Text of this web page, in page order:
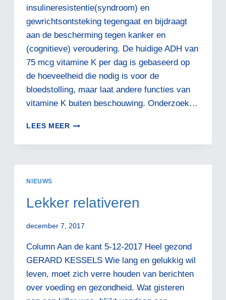
insulineresistentie(syndroom) en
gewrichtsontsteking tegengaat en bijdraagt
aan de bescherming tegen kanker en
(cognitieve) veroudering. De huidige ADH van
75 mcg vitamine K per dag is gebaseerd op
de hoeveelheid die nodig is voor de
bloedstolling, maar laat andere functies van
vitamine K buiten beschouwing. Onderzoek…
LEES MEERVITAMINE
NIEUWS
Lekker relativeren
december 7, 2017
Column Aan de kant 5-12-2017 Heel gezond
GERARD KESSELS Wie lang en gelukkig wil
leven, moet zich verre houden van berichten
over voeding en gezondheid. Wat gisteren